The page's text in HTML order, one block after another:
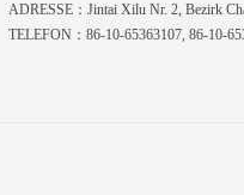
ADRESSE：Jintai Xilu Nr. 2, Bezirk
TELEFON：86-10-65363107, 86-10-